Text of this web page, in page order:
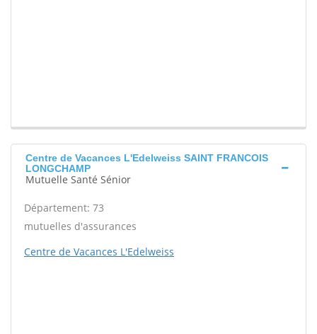
Centre de Vacances L'Edelweiss SAINT FRANCOIS
LONGCHAMP
Mutuelle Santé Sénior
Département: 73
mutuelles d'assurances
Centre de Vacances L'Edelweiss